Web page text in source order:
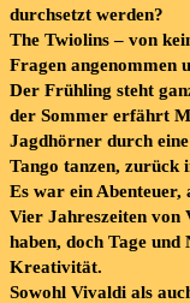
durchsetzt werden?
The Twiolins – von
Fragen angenommen u
Der Frühling steht
der Sommer erfährt
Jagdhörner durch
Tango tanzen, zurück
Es war ein Abenteuer,
Vier Jahreszeiten von
haben, doch Tage und
Kreativität.
Sowohl Vivaldi als